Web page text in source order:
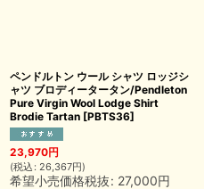
ペンドルトン ウール シャツ ロッジシ
ャツ ブロディータータン/Pendleton
Pure Virgin Wool Lodge Shirt
Brodie Tartan [PBTS36]
23,970円
(税込 : 26,367円)
希望小売価格税抜: 27,000円